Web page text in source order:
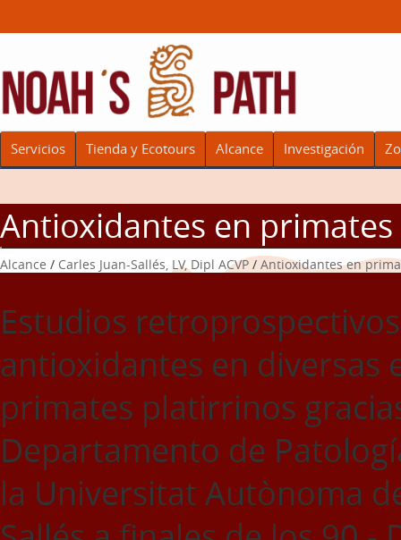
Servicios Tienda y Ecotours Alcance Investigación
Antioxidantes en primates
Alcance / Carles Juan-Sallés, LV, Dipl ACVP / Antioxidantes en
Estudios
antioxidantes en diversas
primates platirrinos
Departamento de
la Universitat Autònoma